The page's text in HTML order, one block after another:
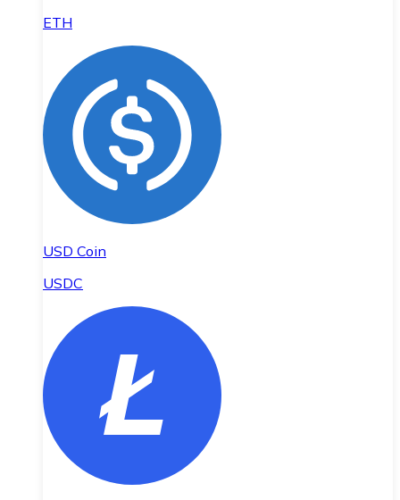
ETH
USD Coin
USDC